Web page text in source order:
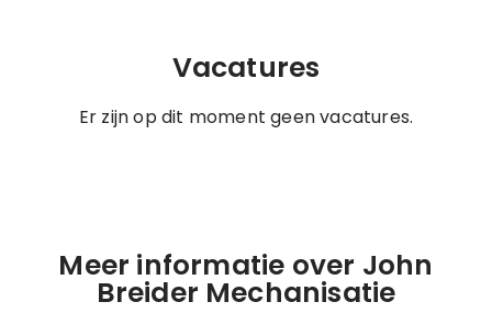
Vacatures
Er zijn op dit moment geen vacatures.
Meer informatie over John
Breider Mechanisatie